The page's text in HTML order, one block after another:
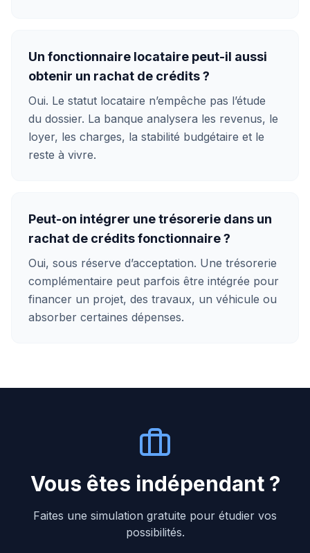
Un fonctionnaire locataire peut-il aussi
obtenir un rachat de crédits ?
Oui. Le statut locataire n’empêche pas l’étude
du dossier. La banque analysera les revenus, le
loyer, les charges, la stabilité budgétaire et le
reste à vivre.
Peut-on intégrer une trésorerie dans un
rachat de crédits fonctionnaire ?
Oui, sous réserve d’acceptation. Une trésorerie
complémentaire peut parfois être intégrée pour
financer un projet, des travaux, un véhicule ou
absorber certaines dépenses.
Vous êtes indépendant ?
Faites une simulation gratuite pour étudier vos
possibilités.